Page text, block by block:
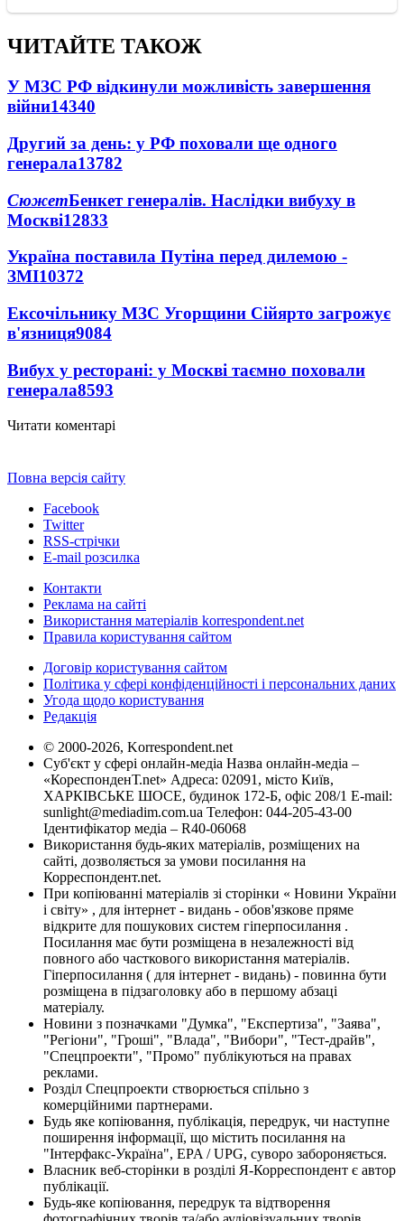
ЧИТАЙТЕ ТАКОЖ
У МЗС РФ відкинули можливість завершення
війни14340
Другий за день: у РФ поховали ще одного
генерала13782
СюжетБенкет генералів. Наслідки вибуху в
Москві12833
Україна поставила Путіна перед дилемою -
ЗМІ10372
Ексочільнику МЗС Угорщини Сійярто загрожує
в'язниця9084
Вибух у ресторані: у Москві таємно поховали
генерала8593
Читати коментарі
Повна версія сайту
Facebook
Twitter
RSS-стрічки
E-mail розсилка
Контакти
Реклама на сайті
Використання матеріалів korrespondent.net
Правила користування сайтом
Договір користування сайтом
Політика у сфері конфіденційності і персональних даних
Угода щодо користування
Редакція
© 2000-2026, Korrespondent.net
Суб'єкт у сфері онлайн-медіа Назва онлайн-медіа –
«КореспонденТ.net» Адреса: 02091, місто Київ,
ХАРКІВСЬКЕ ШОСЕ, будинок 172-Б, офіс 208/1 E-mail:
sunlight@mediadim.com.ua Телефон: 044-205-43-00
Ідентифікатор медіа – R40-06068
Використання будь-яких матеріалів, розміщених на
сайті, дозволяється за умови посилання на
Корреспондент.net.
При копіюванні матеріалів зі сторінки « Новини України
і світу» , для інтернет - видань - обов'язкове пряме
відкрите для пошукових систем гіперпосилання .
Посилання має бути розміщена в незалежності від
повного або часткового використання матеріалів.
Гіперпосилання ( для інтернет - видань) - повинна бути
розміщена в підзаголовку або в першому абзаці
матеріалу.
Новини з позначками "Думка", "Експертиза", "Заява",
"Регіони", "Гроші", "Влада", "Вибори", "Тест-драйв",
"Спецпроекти", "Промо" публікуються на правах
реклами.
Розділ Спецпроекти створюється спільно з
комерційними партнерами.
Будь яке копіювання, публікація, передрук, чи наступне
поширення інформації, що містить посилання на
"Інтерфакс-Україна", EPA / UPG, суворо забороняється.
Власник веб-сторінки в розділі Я-Корреспондент є автор
публікації.
Будь-яке копіювання, передрук та відтворення